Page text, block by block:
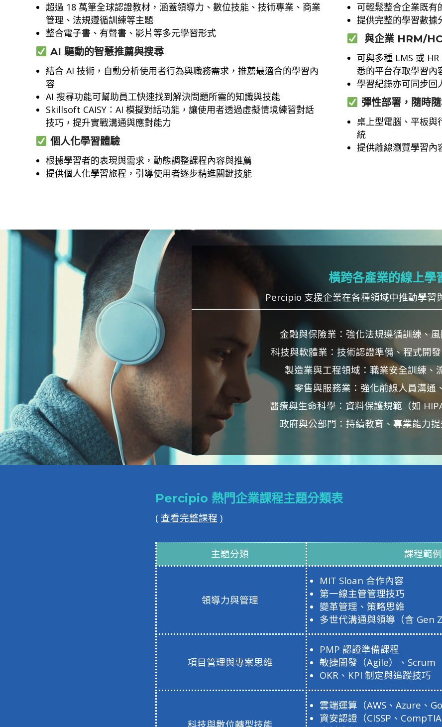
超過 18 萬筆全球認證教材，涵蓋領導力、數位技能、技術專業、商業
管理、法規遵循訓練等主題
整合電子書、有聲書、影片等多元學習形式
AI 驅動的智慧推薦與搜尋
結合 AI 技術，自動分析使用者行為與職務需求，推薦最適合的學習內
容
AI 搜尋功能可幫助員工快速找到解決問題所需的知識與技能
Skillsoft CAISY：AI 模擬對話功能，讓使用者透過虛擬情境練習對話
技巧，提升實戰溝通與應對能力
個人化學習體驗
根據學習者的表現與需求，動態調整課程內容與推薦
提供個人化學習旅程，引導使用者逐步精進關鍵技能
可輕鬆整合企業既有
提供完整的學習數據
與企業 HRM/
可與多種 LMS 或
悉的平台存取學習內
學習紀錄亦可同步回
彈性部署，隨時
桌上型電腦、平板
統
提供離線瀏覽學習內
橫跨各產業的線上學
Percipio 支援企業在各種領域中推動學習
金融與保險業：強化法規遵循訓練、
科技與軟體業：技術認證準備、程式開
製造業與工程領域：職業安全訓練、
零售與服務業：強化前線人員溝通
醫療與生命科學：資料保護規範（如
政府與公部門：持續教育、專業能力
Percipio 熱門企業課程主題分類表
( 查看完整課程 )
主題分類 課程範例
領導力與管理
MIT Sloan 合作內容
第一線主管管理技巧
變革管理、策略思維
多世代溝通與領導（含 Gen Z
項目管理與專案思維
PMP 認證準備課程
敏捷開發（Agile）、Scrum
OKR、KPI 制定與追蹤技巧
科技與數位轉型技能
雲端運算（AWS、Azure、
資安認證（CISSP、CompTIA